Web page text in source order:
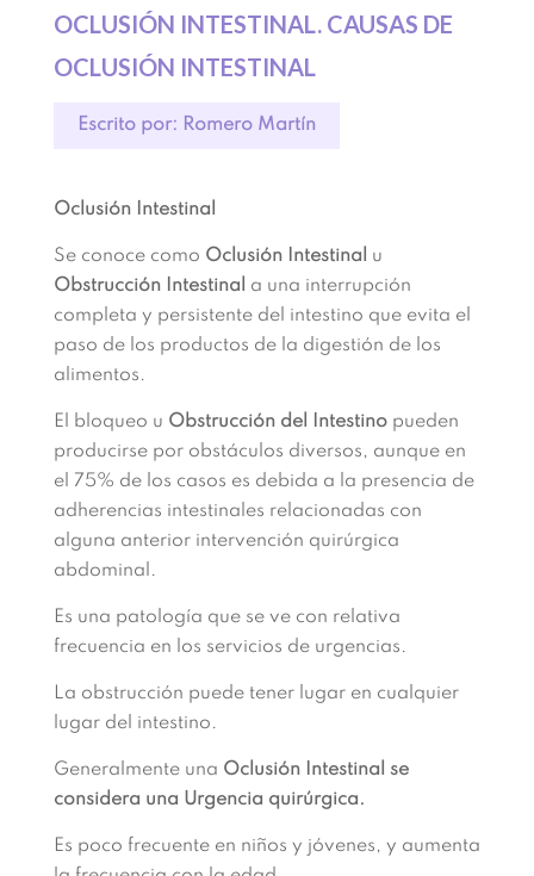
OCLUSIÓN INTESTINAL. CAUSAS DE
OCLUSIÓN INTESTINAL
Escrito por: Romero Martín
Oclusión Intestinal
Se conoce como Oclusión Intestinal
u
Obstrucción Intestinal
a una interrupción
completa y persistente del intestino que evita el
paso de los productos de la digestión de los
alimentos.
El bloqueo u Obstrucción del Intestinopueden
producirse por obstáculos diversos, aunque en
el 75% de los casos es debida a la presencia de
adherencias intestinales relacionadas con
alguna anterior intervención quirúrgica
abdominal.
Es una patología que se ve con relativa
frecuencia en los servicios de urgencias.
La obstrucción puede tener lugar en cualquier
lugar del intestino.
Generalmente una Oclusión Intestinal
se
considera una Urgencia quirúrgica.
Es poco frecuente en niños y jóvenes, y aumenta